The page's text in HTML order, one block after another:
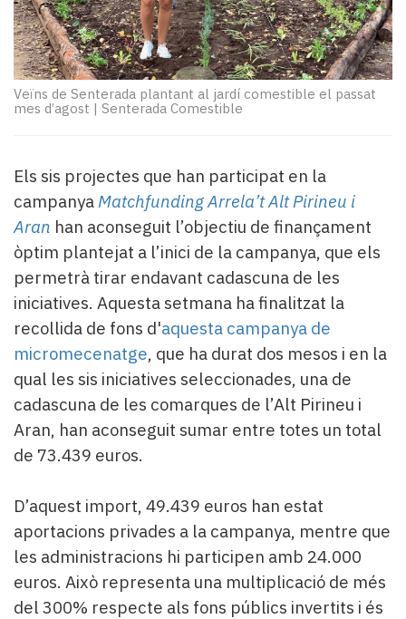
teva!
Subscriptors
La
newsletter
del
Pallars
Lo
llegit...
Editorial
Veïns de Senterada plantant al jardí comestible el passat
mes d’agost | Senterada Comestible
Els sis projectes que han participat en la
campanya Matchfunding Arrela’t Alt Pirineu i
Aran han aconseguit l’objectiu de finançament
òptim plantejat a l’inici de la campanya, que els
permetrà tirar endavant cadascuna de les
iniciatives. Aquesta setmana ha finalitzat la
recollida de fons d'aquesta campanya de
micromecenatge, que ha durat dos mesos i en la
qual les sis iniciatives seleccionades, una de
cadascuna de les comarques de l’Alt Pirineu i
Aran, han aconseguit sumar entre totes un total
de 73.439 euros.
D’aquest import, 49.439 euros han estat
aportacions privades a la campanya, mentre que
les administracions hi participen amb 24.000
euros. Això representa una multiplicació de més
del 300% respecte als fons públics invertits i és